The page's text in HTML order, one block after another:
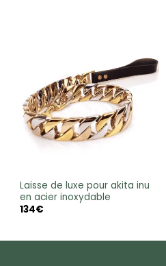
Laisse de luxe pour akita inu
en acier inoxydable
134€